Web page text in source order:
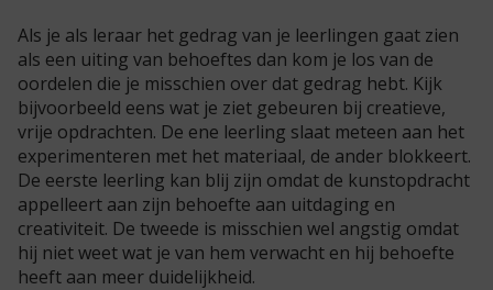
Als je als leraar het gedrag van je leerlingen gaat zien
als een uiting van behoeftes dan kom je los van de
oordelen die je misschien over dat gedrag hebt. Kijk
bijvoorbeeld eens wat je ziet gebeuren bij creatieve,
vrije opdrachten. De ene leerling slaat meteen aan het
experimenteren met het materiaal, de ander blokkeert.
De eerste leerling kan blij zijn omdat de kunstopdracht
appelleert aan zijn behoefte aan uitdaging en
creativiteit. De tweede is misschien wel angstig omdat
hij niet weet wat je van hem verwacht en hij behoefte
heeft aan meer duidelijkheid.